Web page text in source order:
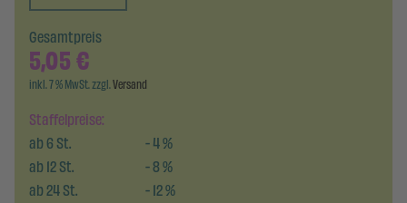
Staffelpreise:
ab6St. -4%
ab12St. -8%
ab24St. -12%
Gesamtpreis
5,05€
inkl. 7 % MwSt. zzgl.Versand